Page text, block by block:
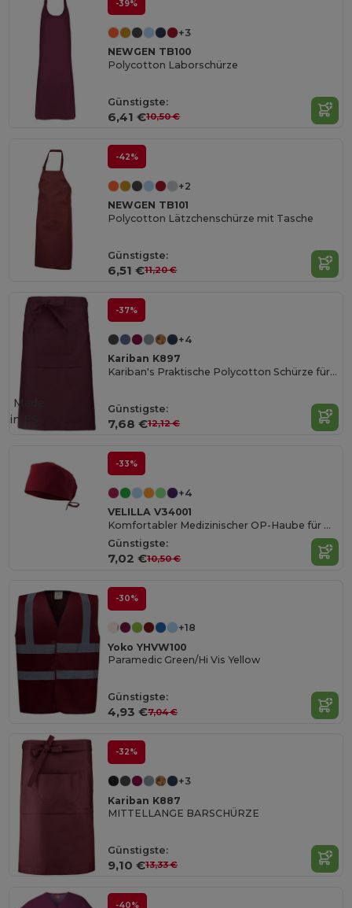
-39%
+3
NEWGEN TB100
Polycotton Laborschürze
Günstigste:
6,41 €10,50 €
-42%
+2
NEWGEN TB101
Polycotton Lätzchenschürze mit Tasche
Günstigste:
6,51 €11,20 €
-37%
+4
Kariban K897
Kariban's Praktische Polycotton Schürze für Herren
Günstigste:
7,68 €12,12 €
Made
in
-33%
+4
VELILLA V34001
Komfortabler Medizinischer OP-Haube für Damen
Günstigste:
7,02 €10,50 €
-30%
+18
Yoko YHVW100
Paramedic Green/Hi Vis Yellow
Günstigste:
4,93 €7,04 €
-32%
+3
Kariban K887
MITTELLANGE BARSCHÜRZE
Günstigste:
9,10 €13,33 €
-40%